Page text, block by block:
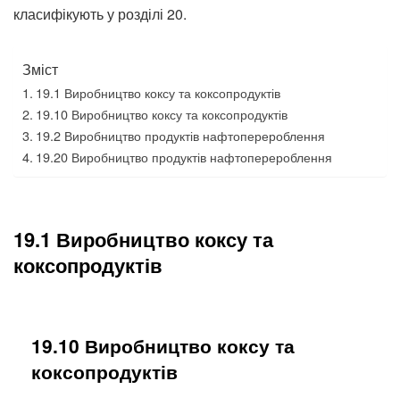
класифікують у розділі 20.
Зміст
19.1 Виробництво коксу та коксопродуктів
19.10 Виробництво коксу та коксопродуктів
19.2 Виробництво продуктів нафтоперероблення
19.20 Виробництво продуктів нафтоперероблення
19.1 Виробництво коксу та
коксопродуктів
19.10 Виробництво коксу та
коксопродуктів